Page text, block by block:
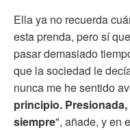
Ella ya no recuerda
esta prenda, pero sí
pasar demasiado
que la sociedad le
nunca me he sentido
principio.
siempre", añade, y en